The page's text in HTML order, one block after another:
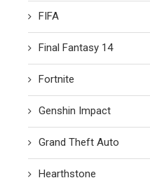
FIFA
Final Fantasy 14
Fortnite
Genshin Impact
Grand Theft Auto
Hearthstone